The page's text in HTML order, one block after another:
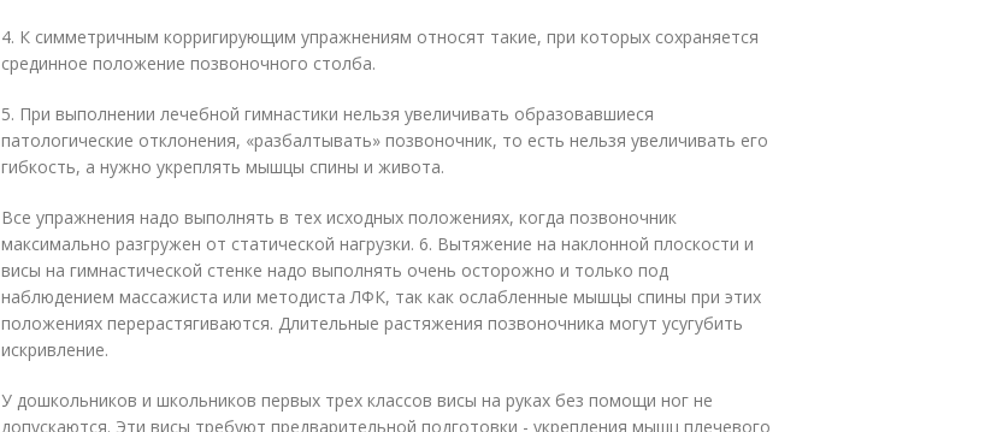
4. К симметричным корригирующим упражнениям относят такие, при которых сохраняется
срединное положение позвоночного столба.
5. При выполнении лечебной гимнастики нельзя увеличивать образовавшиеся
патологические отклонения, «разбалтывать» позвоночник, то есть нельзя увеличивать его
гибкость, а нужно укреплять мышцы спины и живота.
Все упражнения надо выполнять в тех исходных положениях, когда позвоночник
максимально разгружен от статической нагрузки. 6. Вытяжение на наклонной плоскости и
висы на гимнастической стенке надо выполнять очень осторожно и только под
наблюдением массажиста или методиста ЛФК, так как ослабленные мышцы спины при этих
положениях перерастягиваются. Длительные растяжения позвоночника могут усугубить
искривление.
У дошкольников и школьников первых трех классов висы на руках без помощи ног не
допускаются. Эти висы требуют предварительной подготовки - укрепления мышц плечевого